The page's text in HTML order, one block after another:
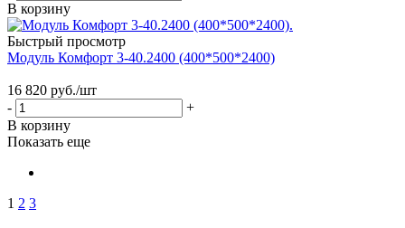
В корзину
Быстрый просмотр
Модуль Комфорт 3-40.2400 (400*500*2400)
16 820 руб./шт
-
+
В корзину
Показать еще
1 2 3